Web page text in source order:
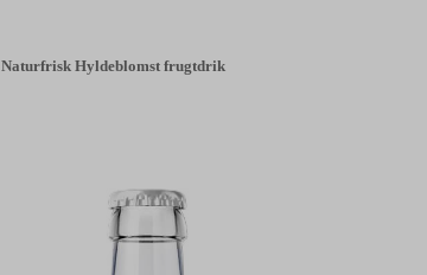
Naturfrisk Hyldeblomst frugtdrik